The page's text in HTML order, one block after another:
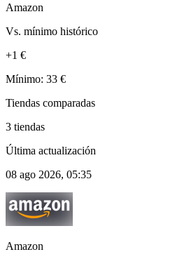
Amazon
Vs. mínimo histórico
+1 €
Mínimo: 33 €
Tiendas comparadas
3 tiendas
Última actualización
08 ago 2026, 05:35
Amazon